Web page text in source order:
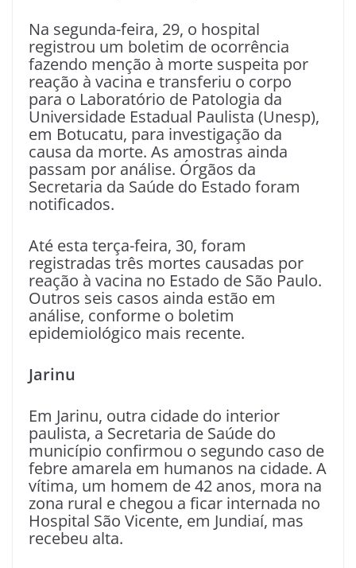
Na segunda-feira, 29, o hospital
registrou um boletim de ocorrência
fazendo menção à morte suspeita por
reação à vacina e transferiu o corpo
para o Laboratório de Patologia da
Universidade Estadual Paulista (Unesp),
em Botucatu, para investigação da
causa da morte. As amostras ainda
passam por análise. Órgãos da
Secretaria da Saúde do Estado foram
notificados.
Até esta terça-feira, 30, foram
registradas três mortes causadas por
reação à vacina no Estado de São Paulo.
Outros seis casos ainda estão em
análise, conforme o boletim
epidemiológico mais recente.
Jarinu
Em Jarinu, outra cidade do interior
paulista, a Secretaria de Saúde do
município confirmou o segundo caso de
febre amarela em humanos na cidade. A
vítima, um homem de 42 anos, mora na
zona rural e chegou a ficar internada no
Hospital São Vicente, em Jundiaí, mas
recebeu alta.